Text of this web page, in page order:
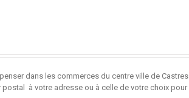
dans les commerces du centre ville de
à votre adresse ou à celle de votre choix pour